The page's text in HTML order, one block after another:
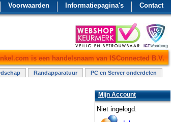
Contact
Informatiepagina's
Voorwaarden
is een handelsnaam van ISConnected B.V.
Randapparatuur
PC en Server onderdelen
Mijn Account
Niet ingelogd.